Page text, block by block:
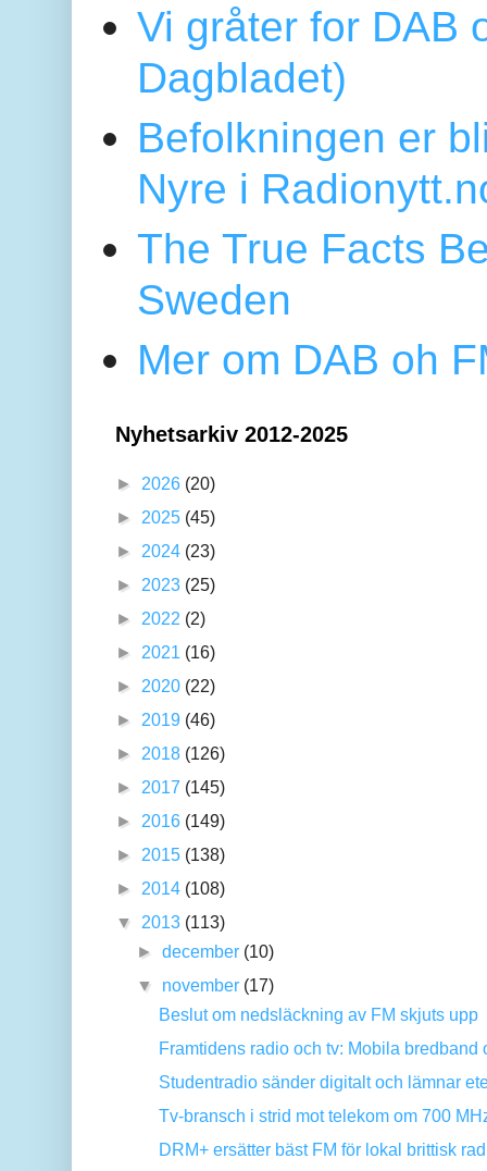
Vi gråter for DAB
Dagbladet)
Befolkningen er
Nyre i
The True Facts
Sweden
Mer om DAB oh
Nyhetsarkiv 2012-2025
► 2026 (20)
► 2025 (45)
► 2024 (23)
► 2023 (25)
► 2022 (2)
► 2021 (16)
► 2020 (22)
► 2019 (46)
► 2018 (126)
► 2017 (145)
► 2016 (149)
► 2015 (138)
► 2014 (108)
▼ 2013 (113)
►december (10)
▼ november (17)
Beslut om nedsläckning av FM skjuts upp
Framtidens radio och tv: Mobila bredband
Studentradio sänder digitalt och lämnar
Tv-bransch i strid mot telekom om 700
DRM+ ersätter bäst FM för lokal brittisk